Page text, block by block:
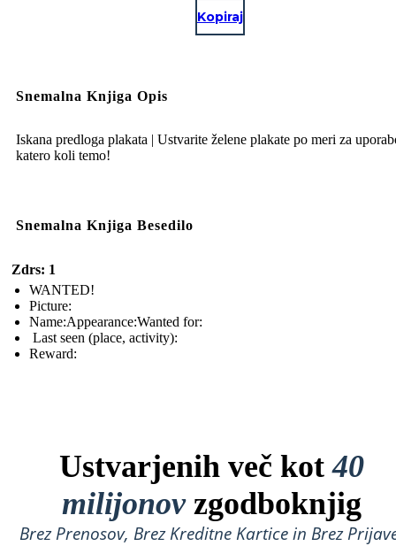
Kopiraj
Snemalna Knjiga Opis
Iskana predloga plakata | Ustvarite želene plakate po meri za
katero koli temo!
Snemalna Knjiga Besedilo
Zdrs: 1
WANTED!
Picture:
Name:Appearance:Wanted for:
Last seen (place, activity):
Reward:
Ustvarjenih več kot40
milijonovzgodboknjig
Brez Prenosov, Brez Kreditne Kartice in Brez